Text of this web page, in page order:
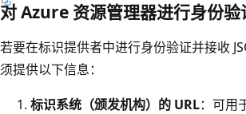
对 Azure 资源管理器进行身份验
若要在标识提供者中进行身份验证并接收
须提供以下信息：
标识系统（颁发机构）的 URL：可用